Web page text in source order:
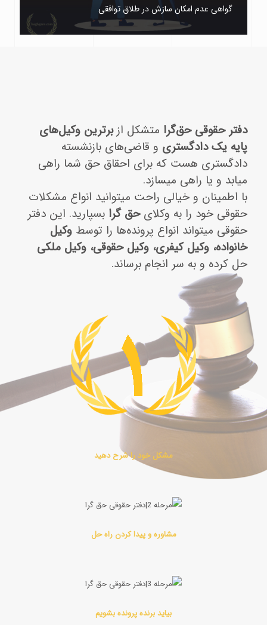
گواهی عدم امکان سازش در طلاق توافقی
دفتر حقوقی حق‌گرا متشکل ازبرترین وکیل‌های
پایه یک دادگستری و قاضی‌های بازنشسته
دادگستری هست که برای احقاق حق شما راهی
میابد و یا راهی میسازد.
با اطمینان و خیالی راحت میتوانید انواع مشکلات
حقوقی خود را به وکلایحق گرا بسپارید. این دفتر
حقوقی میتواند انواع پرونده‌ها را توسط وکیل
خانواده، وکیل کیفری، وکیل حقوقی، وکیل ملکی
حل کرده و به سر انجام برساند.
مشکل خود را شرح دهید
مشاوره و پیدا کردن راه حل
بیاید برنده پرونده بشویم